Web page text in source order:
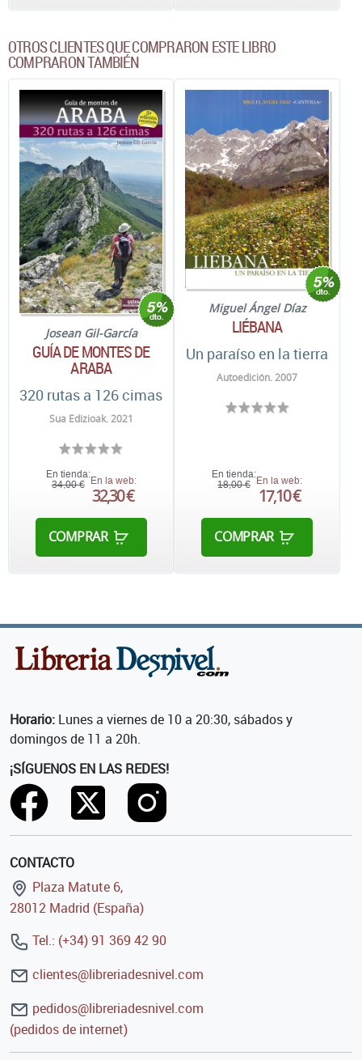
OTROS CLIENTES QUE COMPRARON ESTE LIBRO
COMPRARON TAMBIÉN
Josean Gil-García
GUÍA DE MONTES DE
ARABA
320 rutas a 126 cimas
Sua Edizioak. 2021
En tienda:
34,00 € En la web:
32,30 €
COMPRAR
Miguel Ángel Díaz
LIÉBANA
Un paraíso en la tierra
Autoedición. 2007
En tienda:
18,00 €
En la web:
17,10 €
COMPRAR
Horario: Lunes a viernes de 10 a 20:30, sábados y
domingos de 11 a 20h.
¡SÍGUENOS EN LAS REDES!
CONTACTO
Plaza Matute 6,
28012 Madrid (España)
Tel.: (+34) 91 369 42 90
clientes@libreriadesnivel.com
pedidos@libreriadesnivel.com
(pedidos de internet)